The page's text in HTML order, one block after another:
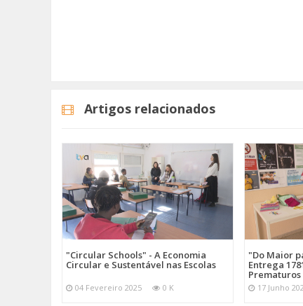
trânsito serão devidamente coordenados no
Artigos relacionados
"Circular Schools" - A Economia
Circular e Sustentável nas Escolas
04 Fevereiro 2025 0 K
"Do Maior
Entrega
Prematuros
17 Junho